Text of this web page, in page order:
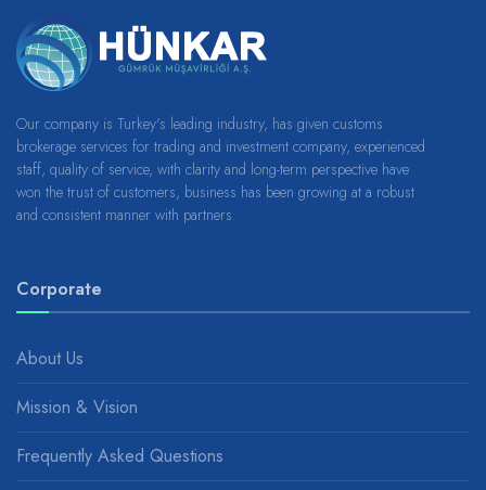
Our company is Turkey's leading industry, has given customs
brokerage services for trading and investment company, experienced
staff, quality of service, with clarity and long-term perspective have
won the trust of customers, business has been growing at a robust
and consistent manner with partners.
Corporate
About Us
Mission & Vision
Frequently Asked Questions